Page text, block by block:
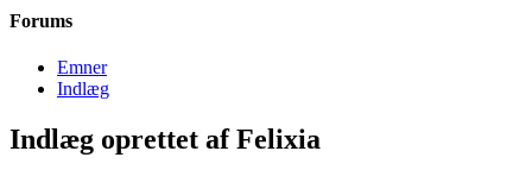
Forums
Emner
Indlæg
Indlæg oprettet af Felixia